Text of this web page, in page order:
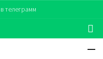
телеграмм